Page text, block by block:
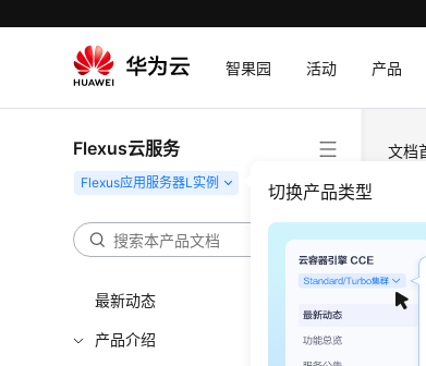
智果园 活动 产品
Flexus云服务
切换产品类型
最新动态
产品介绍
文档